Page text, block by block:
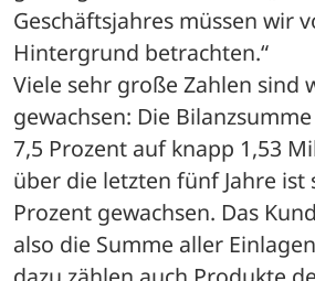
Geschäftsjahres müssen wir
Hintergrund betrachten.“
Viele sehr große Zahlen sind
gewachsen: Die
7,5 Prozent auf knapp 1,53
über die letzten fünf Jahre ist
Prozent gewachsen. Das
also die Summe aller